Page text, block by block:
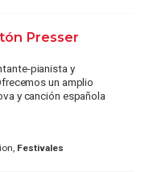
Presser
pianista y
un amplio
y canción española
Festivales